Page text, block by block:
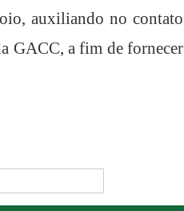
auxiliando no contato
GACC, a fim de fornecer